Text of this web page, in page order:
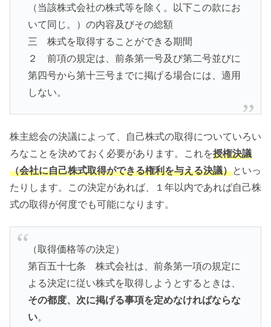
（当該株式会社の株式等を除く。以下この款にお
いて同じ。）の内容及びその総額
三 株式を取得することができる期間
２ 前項の規定は、前条第一号及び第二号並びに
第四号から第十三号までに掲げる場合には、適用
しない。
株主総会の決議によって、自己株式の取得についていろい
ろなことを決めておく必要があります。これを授権決議
（会社に自己株式取得ができる権利を与える決議）といっ
たりします。この決定があれば、１年以内であれば自己株
式の取得が何度でも可能になります。
（取得価格等の決定）
第百五十七条 株式会社は、前条第一項の規定に
よる決定に従い株式を取得しようとするときは、
その都度、次に掲げる事項を定めなければならな
い。